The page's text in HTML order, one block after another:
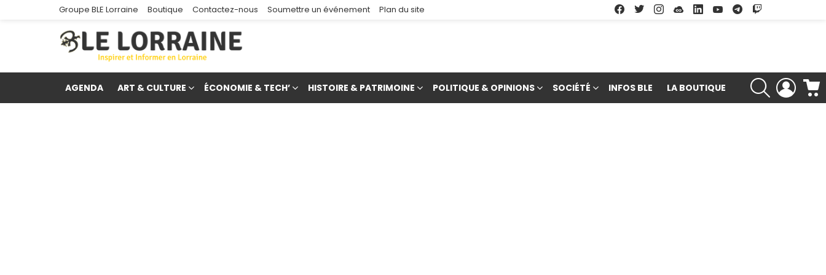
Groupe BLE Lorraine Boutique Contactez-nous Soumettre un événement Plan du site Facebook
TwitterInstagramSoundcloud
LinkedinYoutubeGoogle Play
AGENDA ART & CULTURE ÉCONOMIE & TECH’ HISTOIRE & PATRIMOINE POLITIQUE & OPINIONS SOCIÉTÉ INFOS BLE LA BOUTIQUE
RECHERCHE
LOGIN